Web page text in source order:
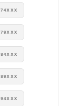
74XXX
79XXX
84XXX
89XXX
94XXX